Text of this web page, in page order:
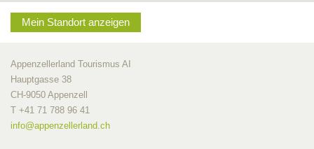
Mein Standort anzeigen
Appenzellerland Tourismus AI
Hauptgasse 38
CH-9050 Appenzell
T +41 71 788 96 41
info@appenzellerland.ch